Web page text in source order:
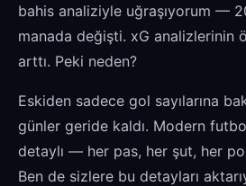
bahis analiziyle uğraşıyorum —
manada değişti. xG analizlerinin
arttı. Peki neden?
Eskiden sadece gol sayılarına
günler geride kaldı. Modern
detaylı — her pas, her şut, her
Ben de sizlere bu detayları